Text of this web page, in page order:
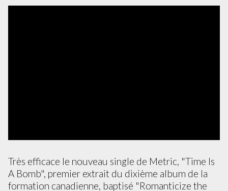
Très efficace le nouveau single de Metric, "Time Is
A Bomb", premier extrait du dixième album de la
formation canadienne, baptisé "Romanticize the